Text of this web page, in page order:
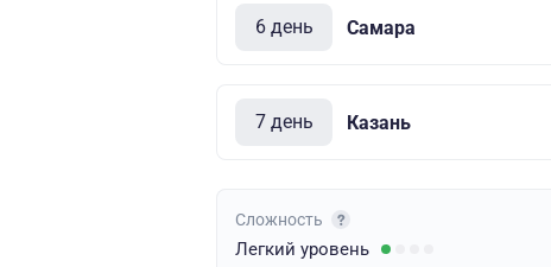
6 день Самара
7 день Казань
Сложность
Легкий уровень